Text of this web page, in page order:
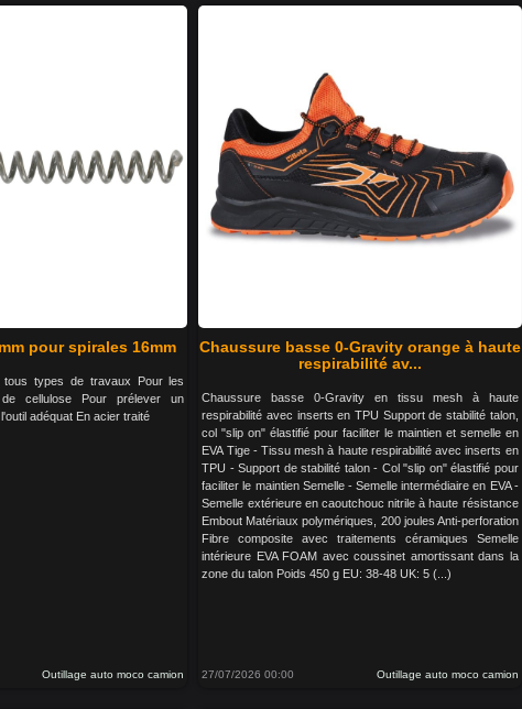
pour spirales 16mm
tous types de travaux Pour les
cellulose Pour prélever un
adéquat En acier traité
Outillage auto moco camion
Chaussure basse 0-Gravity orange à haute
respirabilité av...
Chaussure basse 0-Gravity en tissu mesh à haute
respirabilité avec inserts en TPU Support de stabilité talon,
col "slip on" élastifié pour faciliter le maintien et semelle en
EVA Tige - Tissu mesh à haute respirabilité avec inserts en
TPU - Support de stabilité talon - Col "slip on" élastifié pour
faciliter le maintien Semelle - Semelle intermédiaire en EVA -
Semelle extérieure en caoutchouc nitrile à haute résistance
Embout Matériaux polymériques, 200 joules Anti-perforation
Fibre composite avec traitements céramiques Semelle
intérieure EVA FOAM avec coussinet amortissant dans la
zone du talon Poids 450 g EU: 38-48 UK: 5 (...)
27/07/2026 00:00 Outillage auto moco camion